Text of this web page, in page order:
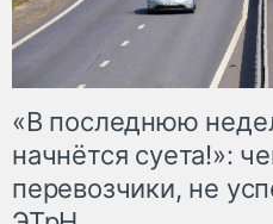
«В последнюю
начнётся суета!»:
перевозчики, не